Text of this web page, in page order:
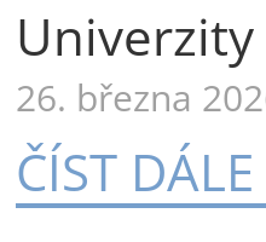
26. března
ČÍST